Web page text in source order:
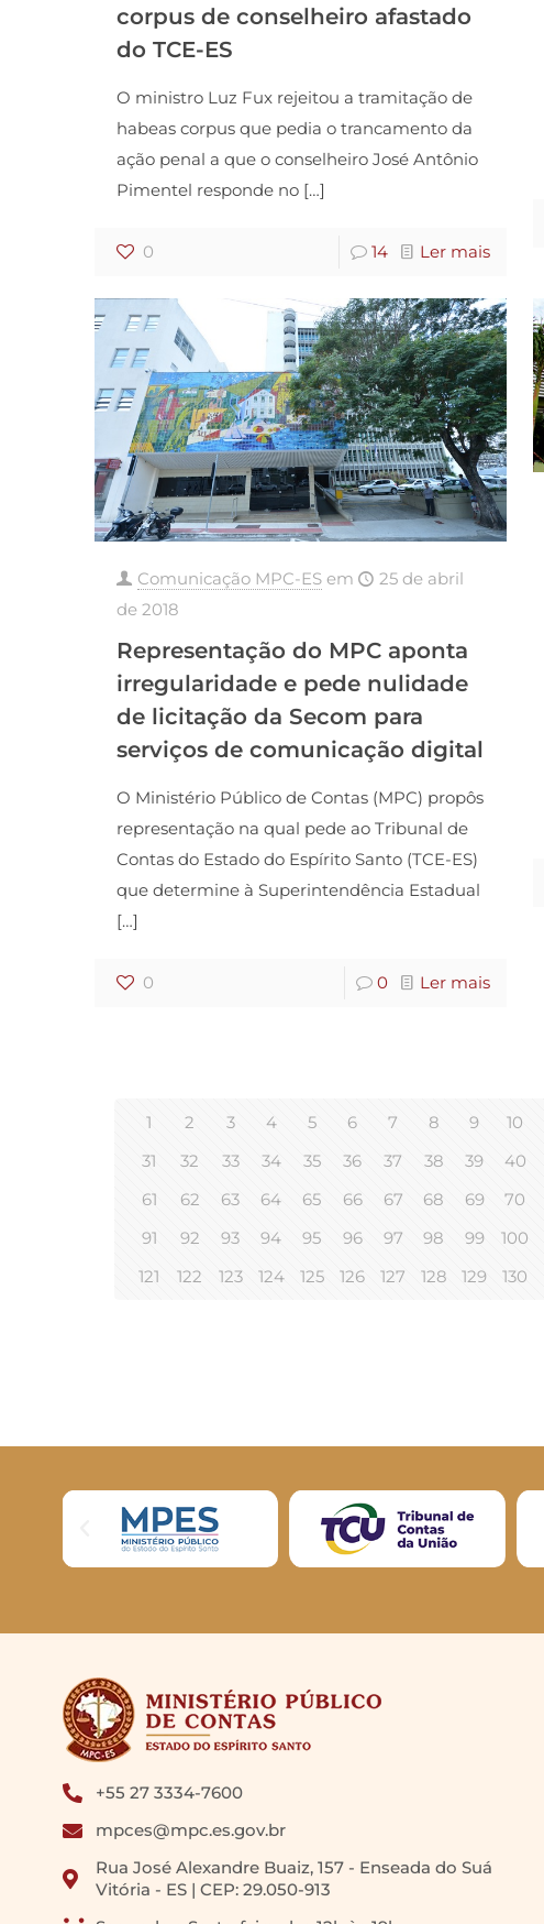
corpus de conselheiro afastado
do TCE-ES
O ministro Luz Fux rejeitou a tramitação de
habeas corpus que pedia o trancamento da
ação penal a que o conselheiro José Antônio
Pimentel responde no[…]
0 14 Ler mais
Comunicação MPC-ES em
25 de abril
de 2018
Representação do MPC aponta
irregularidade e pede nulidade
de licitação da Secom para
serviços de comunicação digital
O Ministério Público de Contas (MPC) propôs
representação na qual pede ao Tribunal de
Contas do Estado do Espírito Santo (TCE-ES)
que determine à Superintendência Estadual
[…]
0 0 Ler mais
1 2 3 4 5 6 7 8 9 10
31
32 33 34 35 36 37 38 39 40
61
62 63 64 65 66 67 68 69 70
91
92 93 94 95 96 97 98 99 100
121
122 123 124 125 126 127 128 129 130
+55 27 3334-7600
mpces@mpc.es.gov.br
Rua José Alexandre Buaiz, 157 - Enseada do Suá
Vitória - ES | CEP: 29.050-913